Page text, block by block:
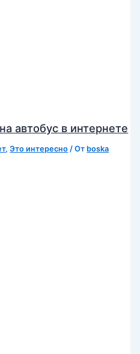
автобус в интернете
,Это интересно / От boska